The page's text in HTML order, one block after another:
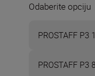
Odaberite opciju
PROSTAFF P3
PROSTAFF P3